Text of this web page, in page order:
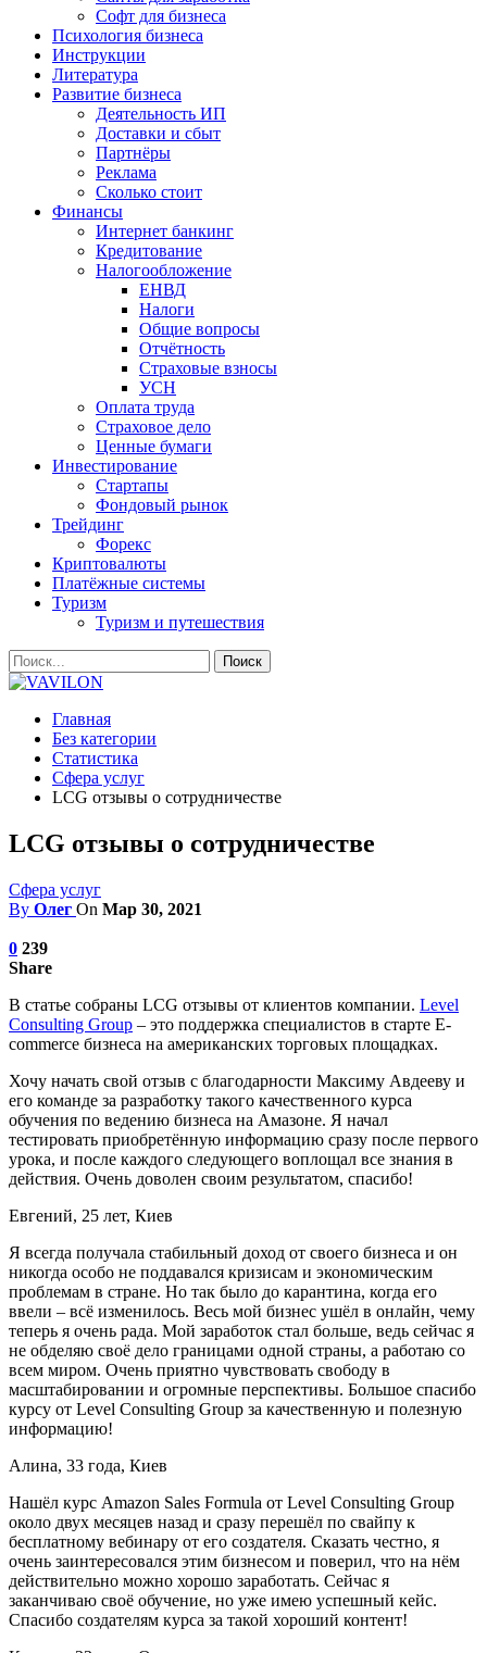
Софт для бизнеса
Психология бизнеса
Инструкции
Литература
Развитие бизнеса
Деятельность ИП
Доставки и сбыт
Партнёры
Реклама
Сколько стоит
Финансы
Интернет банкинг
Кредитование
Налогообложение
ЕНВД
Налоги
Общие вопросы
Отчётность
Страховые взносы
УСН
Оплата труда
Страховое дело
Ценные бумаги
Инвестирование
Стартапы
Фондовый рынок
Трейдинг
Форекс
Криптовалюты
Платёжные системы
Туризм
Туризм и путешествия
Главная
Без категории
Статистика
Сфера услуг
LCG отзывы о сотрудничестве
LCG отзывы о сотрудничестве
Сфера услуг
By Олег On Мар 30, 2021
0 239
Share
В статье собраны LCG отзывы от клиентов компании. Level
Consulting Group – это поддержка специалистов в старте E-
commerce бизнеса на американских торговых площадках.
Хочу начать свой отзыв с благодарности Максиму Авдееву и
его команде за разработку такого качественного курса
обучения по ведению бизнеса на Амазоне. Я начал
тестировать приобретённую информацию сразу после первого
урока, и после каждого следующего воплощал все знания в
действия. Очень доволен своим результатом, спасибо!
Евгений, 25 лет, Киев
Я всегда получала стабильный доход от своего бизнеса и он
никогда особо не поддавался кризисам и экономическим
проблемам в стране. Но так было до карантина, когда его
ввели – всё изменилось. Весь мой бизнес ушёл в онлайн, чему
теперь я очень рада. Мой заработок стал больше, ведь сейчас я
не обделяю своё дело границами одной страны, а работаю со
всем миром. Очень приятно чувствовать свободу в
масштабировании и огромные перспективы. Большое спасибо
курсу от Level Consulting Group за качественную и полезную
информацию!
Алина, 33 года, Киев
Нашёл курс Amazon Sales Formula от Level Consulting Group
около двух месяцев назад и сразу перешёл по свайпу к
бесплатному вебинару от его создателя. Сказать честно, я
очень заинтересовался этим бизнесом и поверил, что на нём
действительно можно хорошо заработать. Сейчас я
заканчиваю своё обучение, но уже имею успешный кейс.
Спасибо создателям курса за такой хороший контент!